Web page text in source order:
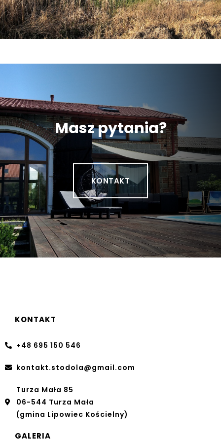
Masz pytania?
KONTAKT
KONTAKT
+48 695 150 546
kontakt.stodola@gmail.com
Turza Mała 85
06-544 Turza Mała
(gmina Lipowiec Kościelny)
GALERIA